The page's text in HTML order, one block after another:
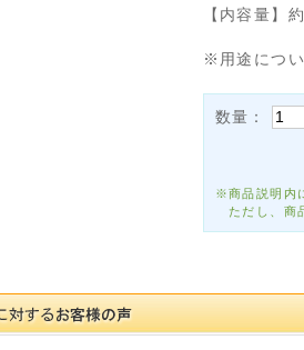
【内容量】
※用途につい
数量：
※商品説明内
ただし、商